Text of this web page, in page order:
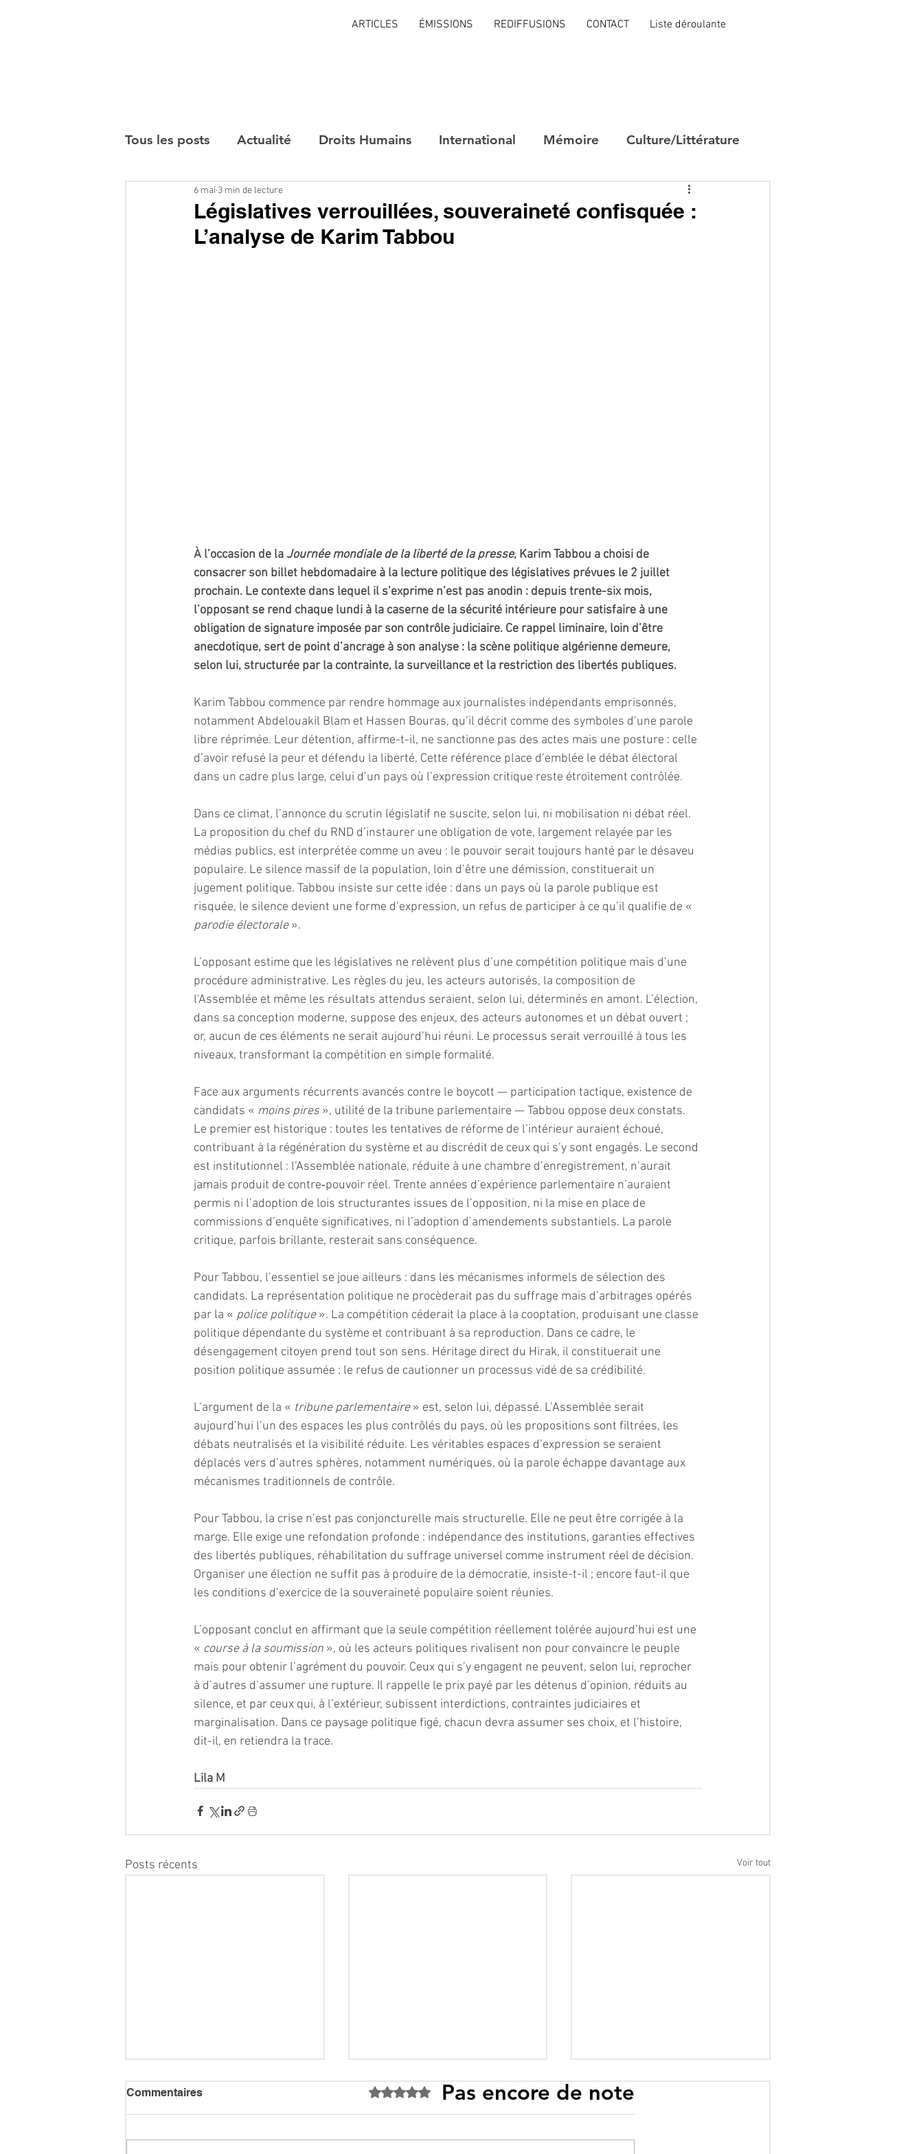
ARTICLES ÉMISSIONS REDIFFUSIONS CONTACT Liste déroulante
Tous les posts Actualité Droits Humains International Mémoire Culture/Littérature
Interviews
Législatives verrouillées, souveraineté confisquée :
L’analyse de Karim Tabbou
6 mai 3 min de lecture
À l’occasion de la Journée mondiale de la liberté de la presse, Karim Tabbou a choisi de
consacrer son billet hebdomadaire à la lecture politique des législatives prévues le 2 juillet
prochain. Le contexte dans lequel il s’exprime n’est pas anodin : depuis trente-six mois,
l’opposant se rend chaque lundi à la caserne de la sécurité intérieure pour satisfaire à une
obligation de signature imposée par son contrôle judiciaire. Ce rappel liminaire, loin d’être
anecdotique, sert de point d’ancrage à son analyse : la scène politique algérienne demeure,
selon lui, structurée par la contrainte, la surveillance et la restriction des libertés publiques.
Karim Tabbou commence par rendre hommage aux journalistes indépendants emprisonnés,
notamment Abdelouakil Blam et Hassen Bouras, qu’il décrit comme des symboles d’une parole
libre réprimée. Leur détention, affirme-t-il, ne sanctionne pas des actes mais une posture : celle
d’avoir refusé la peur et défendu la liberté. Cette référence place d’emblée le débat électoral
dans un cadre plus large, celui d’un pays où l’expression critique reste étroitement contrôlée.
Dans ce climat, l’annonce du scrutin législatif ne suscite, selon lui, ni mobilisation ni débat réel.
La proposition du chef du RND d’instaurer une obligation de vote, largement relayée par les
médias publics, est interprétée comme un aveu : le pouvoir serait toujours hanté par le désaveu
populaire. Le silence massif de la population, loin d’être une démission, constituerait un
jugement politique. Tabbou insiste sur cette idée : dans un pays où la parole publique est
risquée, le silence devient une forme d’expression, un refus de participer à ce qu’il qualifie de «
parodie électorale ».
L’opposant estime que les législatives ne relèvent plus d’une compétition politique mais d’une
procédure administrative. Les règles du jeu, les acteurs autorisés, la composition de
l’Assemblée et même les résultats attendus seraient, selon lui, déterminés en amont. L’élection,
dans sa conception moderne, suppose des enjeux, des acteurs autonomes et un débat ouvert ;
or, aucun de ces éléments ne serait aujourd’hui réuni. Le processus serait verrouillé à tous les
niveaux, transformant la compétition en simple formalité.
Face aux arguments récurrents avancés contre le boycott — participation tactique, existence de
candidats « moins pires », utilité de la tribune parlementaire — Tabbou oppose deux constats.
Le premier est historique : toutes les tentatives de réforme de l’intérieur auraient échoué,
contribuant à la régénération du système et au discrédit de ceux qui s’y sont engagés. Le second
est institutionnel : l’Assemblée nationale, réduite à une chambre d’enregistrement, n’aurait
jamais produit de contre‑pouvoir réel. Trente années d’expérience parlementaire n’auraient
permis ni l’adoption de lois structurantes issues de l’opposition, ni la mise en place de
commissions d’enquête significatives, ni l’adoption d’amendements substantiels. La parole
critique, parfois brillante, resterait sans conséquence.
Pour Tabbou, l’essentiel se joue ailleurs : dans les mécanismes informels de sélection des
candidats. La représentation politique ne procèderait pas du suffrage mais d’arbitrages opérés
par la « police politique ». La compétition céderait la place à la cooptation, produisant une classe
politique dépendante du système et contribuant à sa reproduction. Dans ce cadre, le
désengagement citoyen prend tout son sens. Héritage direct du Hirak, il constituerait une
position politique assumée : le refus de cautionner un processus vidé de sa crédibilité.
L’argument de la « tribune parlementaire » est, selon lui, dépassé. L’Assemblée serait
aujourd’hui l’un des espaces les plus contrôlés du pays, où les propositions sont filtrées, les
débats neutralisés et la visibilité réduite. Les véritables espaces d’expression se seraient
déplacés vers d’autres sphères, notamment numériques, où la parole échappe davantage aux
mécanismes traditionnels de contrôle.
Pour Tabbou, la crise n’est pas conjoncturelle mais structurelle. Elle ne peut être corrigée à la
marge. Elle exige une refondation profonde : indépendance des institutions, garanties effectives
des libertés publiques, réhabilitation du suffrage universel comme instrument réel de décision.
Organiser une élection ne suffit pas à produire de la démocratie, insiste-t-il ; encore faut-il que
les conditions d’exercice de la souveraineté populaire soient réunies.
L’opposant conclut en affirmant que la seule compétition réellement tolérée aujourd’hui est une
« course à la soumission », où les acteurs politiques rivalisent non pour convaincre le peuple
mais pour obtenir l’agrément du pouvoir. Ceux qui s’y engagent ne peuvent, selon lui, reprocher
à d’autres d’assumer une rupture. Il rappelle le prix payé par les détenus d’opinion, réduits au
silence, et par ceux qui, à l’extérieur, subissent interdictions, contraintes judiciaires et
marginalisation. Dans ce paysage politique figé, chacun devra assumer ses choix, et l’histoire,
dit-il, en retiendra la trace.
Lila M
Posts récents Voir tout
Commentaires Noté 0 étoile sur 5.Pas encore de note